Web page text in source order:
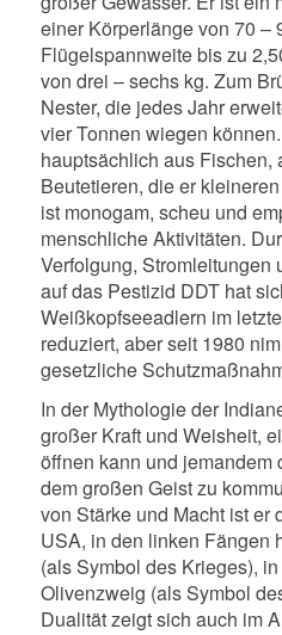
einer Körperlänge von 70 –
Flügelspannweite bis zu
von drei – sechs kg. Zum
Nester, die jedes Jahr
vier Tonnen wiegen
hauptsächlich aus Fischen,
Beutetieren, die er
ist monogam, scheu und
menschliche Aktivitäten.
Verfolgung, Stromleitungen
auf das Pestizid DDT hat
Weißkopfseeadlern im
reduziert, aber seit 1980
gesetzliche
In der Mythologie der
großer Kraft und Weisheit,
öffnen kann und jemandem
dem großen Geist zu
von Stärke und Macht ist er
USA, in den linken Fängen
(als Symbol des Krieges),
Olivenzweig (als Symbol
Dualität zeigt sich auch im